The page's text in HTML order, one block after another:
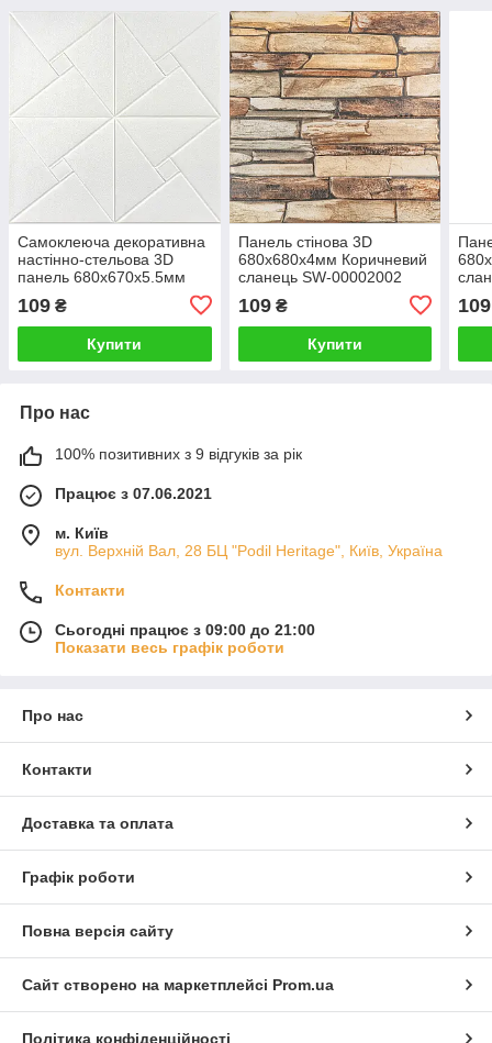
Самоклеюча декоративна
настінно-стельова 3D
панель 680х670х5.5мм
00000182
109 ₴
Купити
Панель стінова 3D
680х680х4мм Коричневий
сланець SW-00002002
109₴
Купити
109
Про нас
100% позитивних з 9 відгуків за рік
Працює з 07.06.2021
м. Київ
вул. Верхній Вал, 28 БЦ "Podil Heritage", Київ, Україна
Контакти
Сьогодні працює з 09:00 до 21:00
Показати весь графік роботи
Про нас
Контакти
Доставка та оплата
Графік роботи
Повна версія сайту
Сайт створено на маркетплейсі Prom.ua
Політика конфіденційності